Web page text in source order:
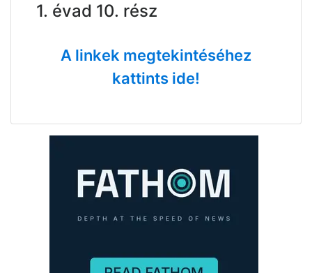
1. évad 10. rész
A linkek megtekintéséhez
kattints ide!